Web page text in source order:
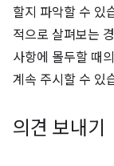
할지 파악할 수 있
적으로 살펴보는
사항에 몰두할 때
계속 주시할 수 있
의견 보내기